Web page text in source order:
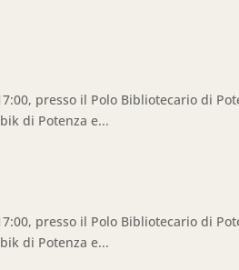
presso il Polo Bibliotecario di
di Potenza e...
presso il Polo Bibliotecario di
di Potenza e...